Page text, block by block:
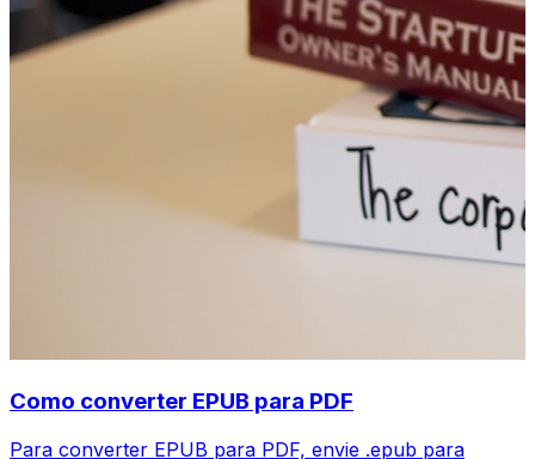
Como converter EPUB para PDF
Para converter EPUB para PDF, envie .epub para